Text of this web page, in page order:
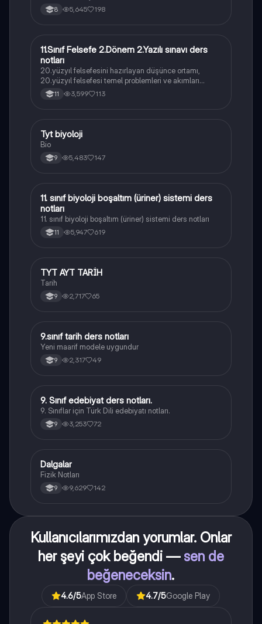
8 5,645 198
Felsefe
11.Sınıf Felsefe 2.Dönem 2.Yazılı sınavı ders
notları
20.yüzyıl felsefesini hazırlayan düşünce ortamı,
20.yüzyıl felsefesi temel problemleri ve akımları
konularını içermektedir
11 3,599 113
Biyoloji
Tyt biyoloji
Bio
9 5,483 147
Biyoloji
11. sınıf biyoloji boşaltım (üriner) sistemi ders
notları
11. sınıf biyoloji boşaltım (üriner) sistemi ders notları
11 5,947 619
Tarih
TYT AYT TARİH
Tarih
9 2,717 65
Tarih
9.sınıf tarih ders notları
Yeni maarif modele uygundur
9 2,317 49
Türk Dili ve Edebiyatı
9. Sınıf edebiyat ders notları.
9. Sınıflar için Türk Dili edebiyatı notları.
9 3,253 72
Fizik
Dalgalar
Fizik Notları
9 9,629 142
Kullanıcılarımızdan yorumlar. Onlar
her şeyi çok beğendi — sen de
beğeneceksin.
4.6/5App Store 4.7/5Google Play